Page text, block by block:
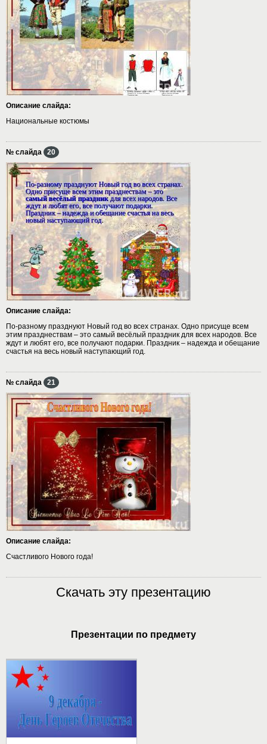
Описание слайда:
Национальные костюмы
№ слайда 20
Описание слайда:
По-разному празднуют Новый год во всех странах. Одно присуще всем
этим празднествам – это самый весёлый праздник для всех народов. Все
ждут и любят его, все получают подарки. Праздник – надежда и обещание
счастья на весь новый наступающий год.
№ слайда 21
Описание слайда:
Счастливого Нового года!
Скачать эту презентацию
Презентации по предмету